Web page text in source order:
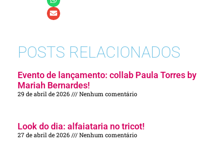
POSTS RELACIONADOS
Evento de lançamento: collab Paula Torres by
Mariah Bernardes!
29 de abril de 2026 Nenhum comentário
Look do dia: alfaiataria no tricot!
27 de abril de 2026 Nenhum comentário